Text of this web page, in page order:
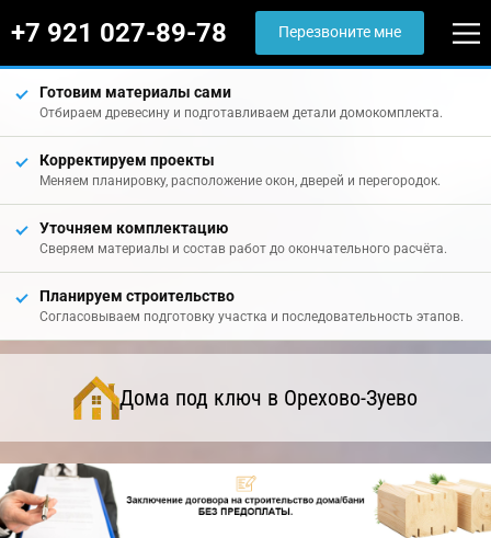
+7 921 027-89-78 Перезвоните мне
Готовим материалы сами
Отбираем древесину и подготавливаем детали домокомплекта.
Корректируем проекты
Меняем планировку, расположение окон, дверей и перегородок.
Уточняем комплектацию
Сверяем материалы и состав работ до окончательного расчёта.
Планируем строительство
Согласовываем подготовку участка и последовательность этапов.
Дома под ключ в Орехово-Зуево